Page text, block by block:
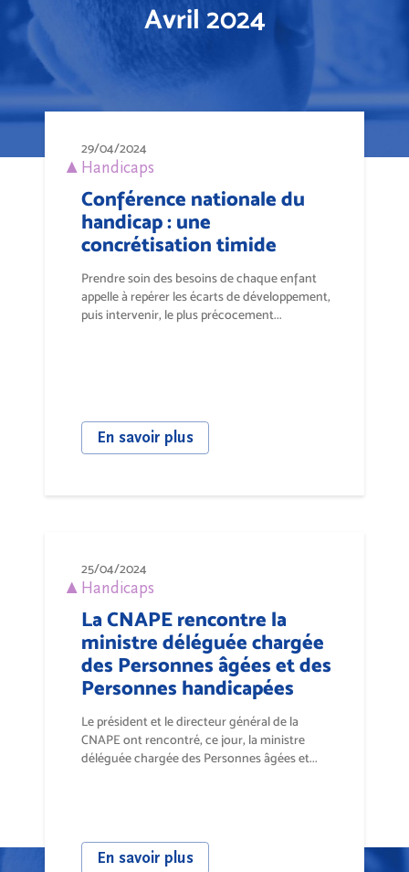
Avril 2024
29/04/2024
Handicaps
Conférence nationale du
handicap : une
concrétisation timide
Prendre soin des besoins de chaque enfant
appelle à repérer les écarts de développement,
puis intervenir, le plus précocement...
En savoir plus
25/04/2024
Handicaps
La CNAPE rencontre la
ministre déléguée chargée
des Personnes âgées et des
Personnes handicapées
Le président et le directeur général de la
CNAPE ont rencontré, ce jour, la ministre
déléguée chargée des Personnes âgées et...
En savoir plus